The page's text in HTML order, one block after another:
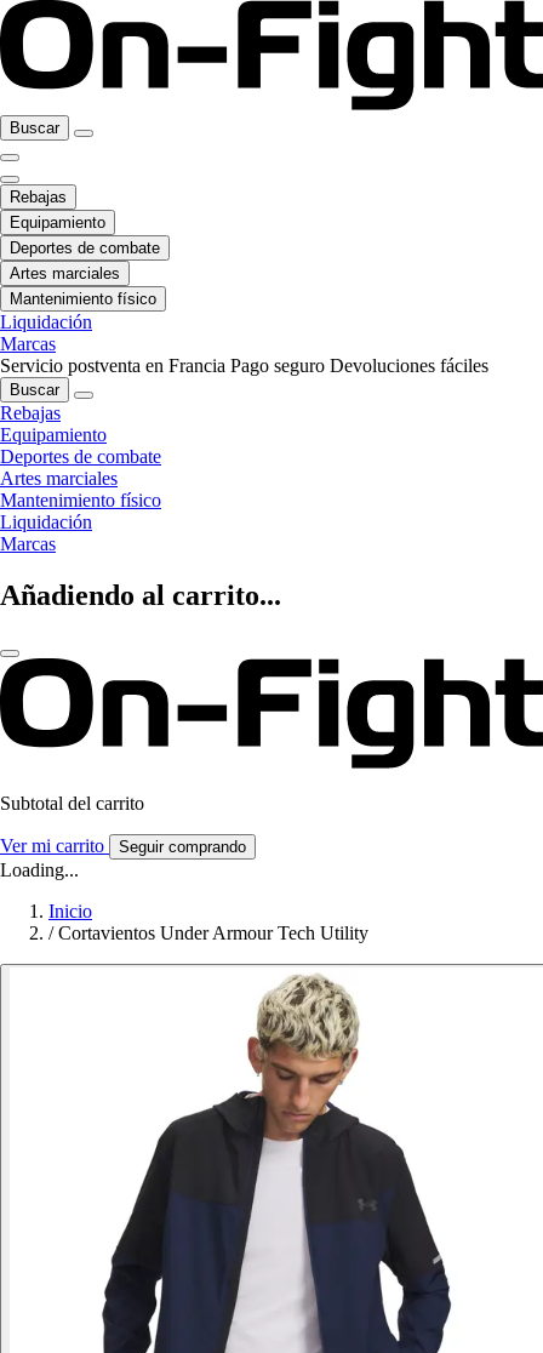
Buscar
Rebajas
Equipamiento
Deportes de combate
Artes marciales
Mantenimiento físico
Liquidación
Marcas
Servicio postventa en Francia Pago seguro Devoluciones fáciles
Buscar
Rebajas
Equipamiento
Deportes de combate
Artes marciales
Mantenimiento físico
Liquidación
Marcas
Añadiendo al carrito...
Subtotal del carrito
Ver mi carrito Seguir comprando
Loading...
Inicio
/ Cortavientos Under Armour Tech Utility